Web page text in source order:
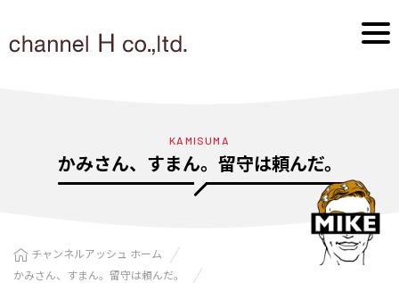
KAMISUMA
かみさん、すまん。留守は頼んだ。
チャンネルアッシュ ホーム
かみさん、すまん。留守は頼んだ。